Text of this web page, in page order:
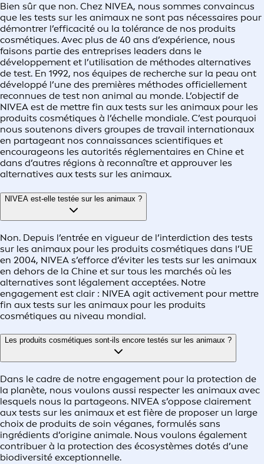
Bien sûr que non. Chez NIVEA, nous sommes convaincus
que les tests sur les animaux ne sont pas nécessaires pour
démontrer l’efficacité ou la tolérance de nos produits
cosmétiques. Avec plus de 40 ans d’expérience, nous
faisons partie des entreprises leaders dans le
développement et l’utilisation de méthodes alternatives
de test. En 1992, nos équipes de recherche sur la peau ont
développé l’une des premières méthodes officiellement
reconnues de test non animal au monde. L’objectif de
NIVEA est de mettre fin aux tests sur les animaux pour les
produits cosmétiques à l’échelle mondiale. C’est pourquoi
nous soutenons divers groupes de travail internationaux
en partageant nos connaissances scientifiques et
encourageons les autorités réglementaires en Chine et
dans d’autres régions à reconnaître et approuver les
alternatives aux tests sur les animaux.
NIVEA est‑elle testée sur les animaux ?
Non. Depuis l’entrée en vigueur de l’interdiction des tests
sur les animaux pour les produits cosmétiques dans l’UE
en 2004, NIVEA s’efforce d’éviter les tests sur les animaux
en dehors de la Chine et sur tous les marchés où les
alternatives sont légalement acceptées. Notre
engagement est clair : NIVEA agit activement pour mettre
fin aux tests sur les animaux pour les produits
cosmétiques au niveau mondial.
Les produits cosmétiques sont‑ils encore testés sur les animaux ?
Dans le cadre de notre engagement pour la protection de
la planète, nous voulons aussi respecter les animaux avec
lesquels nous la partageons. NIVEA s’oppose clairement
aux tests sur les animaux et est fière de proposer un large
choix de produits de soin véganes, formulés sans
ingrédients d’origine animale. Nous voulons également
contribuer à la protection des écosystèmes dotés d’une
biodiversité exceptionnelle.